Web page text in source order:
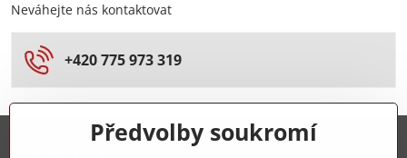
Neváhejte nás kontaktovat
+420 775 973 319
Předvolby soukromí